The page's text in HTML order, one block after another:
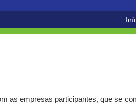
as empresas participantes, que se